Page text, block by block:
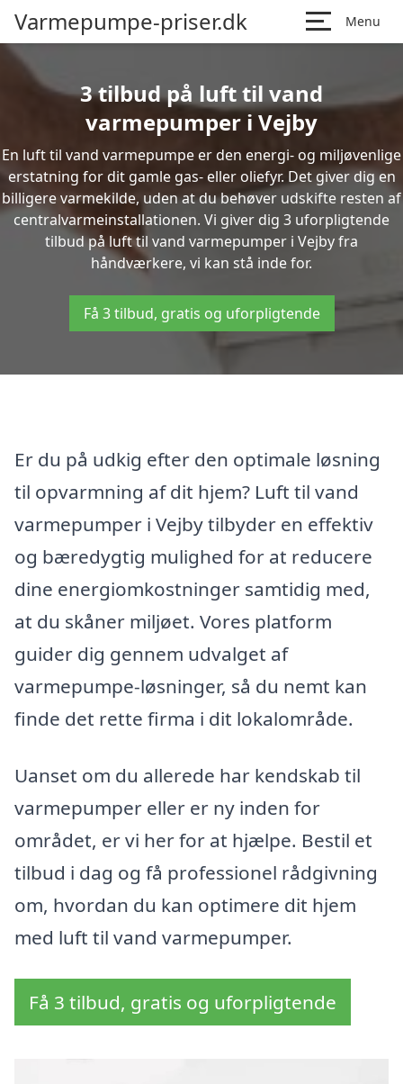
Varmepumpe-priser.dk Menu
3 tilbud på luft til vand
varmepumper i Vejby
En luft til vand varmepumpe er den energi- og miljøvenlige
erstatning for dit gamle gas- eller oliefyr. Det giver dig en
billigere varmekilde, uden at du behøver udskifte resten af
centralvarmeinstallationen. Vi giver dig 3 uforpligtende
tilbud på luft til vand varmepumper i Vejby fra
håndværkere, vi kan stå inde for.
Få 3 tilbud, gratis og uforpligtende
Er du på udkig efter den optimale løsning
til opvarmning af dit hjem? Luft til vand
varmepumper i Vejby tilbyder en effektiv
og bæredygtig mulighed for at reducere
dine energiomkostninger samtidig med,
at du skåner miljøet. Vores platform
guider dig gennem udvalget af
varmepumpe-løsninger, så du nemt kan
finde det rette firma i dit lokalområde.
Uanset om du allerede har kendskab til
varmepumper eller er ny inden for
området, er vi her for at hjælpe. Bestil et
tilbud i dag og få professionel rådgivning
om, hvordan du kan optimere dit hjem
med luft til vand varmepumper.
Få 3 tilbud, gratis og uforpligtende